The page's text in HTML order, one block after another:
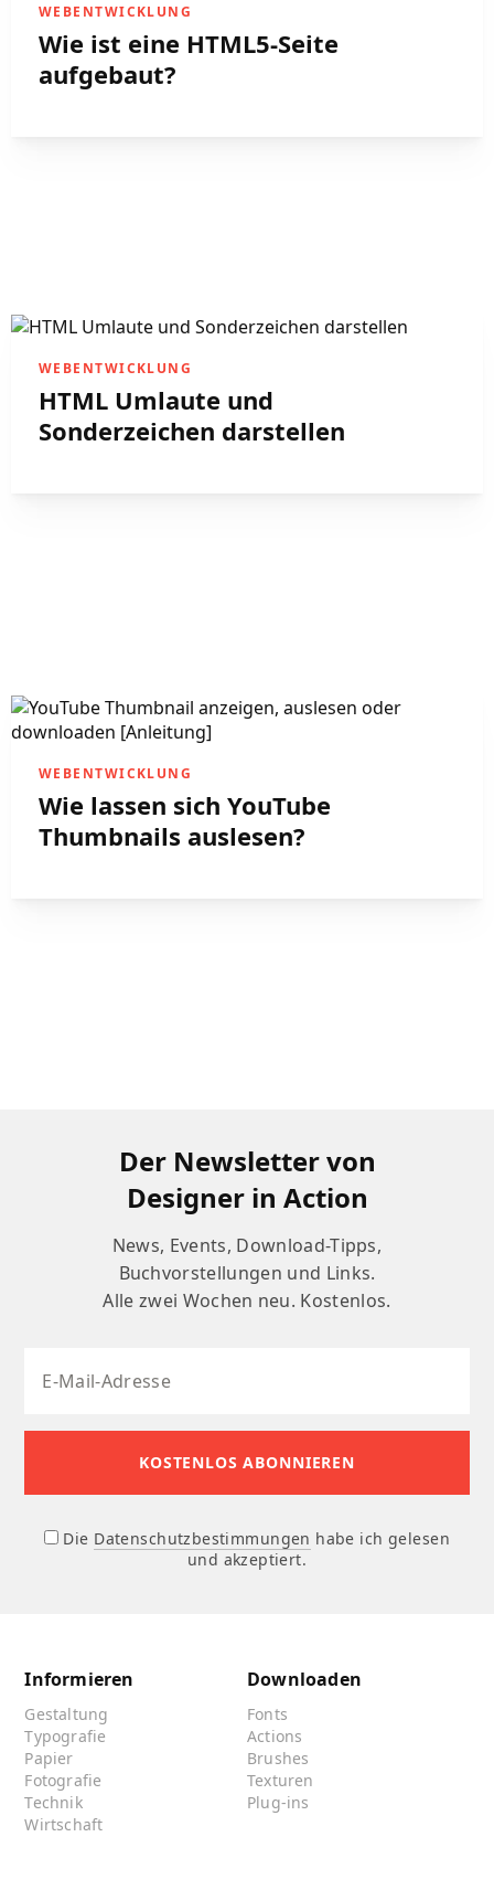
WEBENTWICKLUNG
Wie ist eine HTML5-Seite
aufgebaut?
WEBENTWICKLUNG
HTML Umlaute und
Sonderzeichen darstellen
WEBENTWICKLUNG
Wie lassen sich YouTube
Thumbnails auslesen?
Der Newsletter von
Designer in Action
News, Events, Download-Tipps,
Buchvorstellungen und Links.
Alle zwei Wochen neu. Kostenlos.
Die Datenschutzbestimmungen habe ich gelesen
und akzeptiert.
Informieren
Gestaltung
Typografie
Papier
Fotografie
Technik
Wirtschaft
Downloaden
Fonts
Actions
Brushes
Texturen
Plug-ins